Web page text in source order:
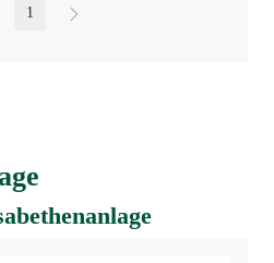
Seite
1